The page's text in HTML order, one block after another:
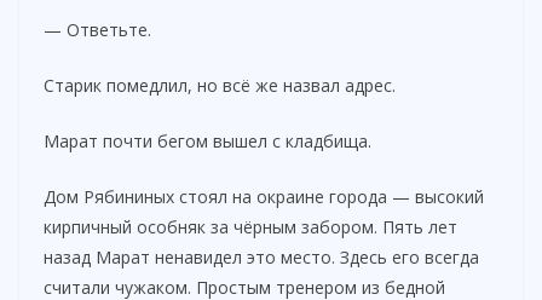
— Ответьте.
Старик помедлил, но всё же назвал адрес.
Марат почти бегом вышел с кладбища.
Дом Рябининых стоял на окраине города — высокий
кирпичный особняк за чёрным забором. Пять лет
назад Марат ненавидел это место. Здесь его всегда
считали чужаком. Простым тренером из бедной